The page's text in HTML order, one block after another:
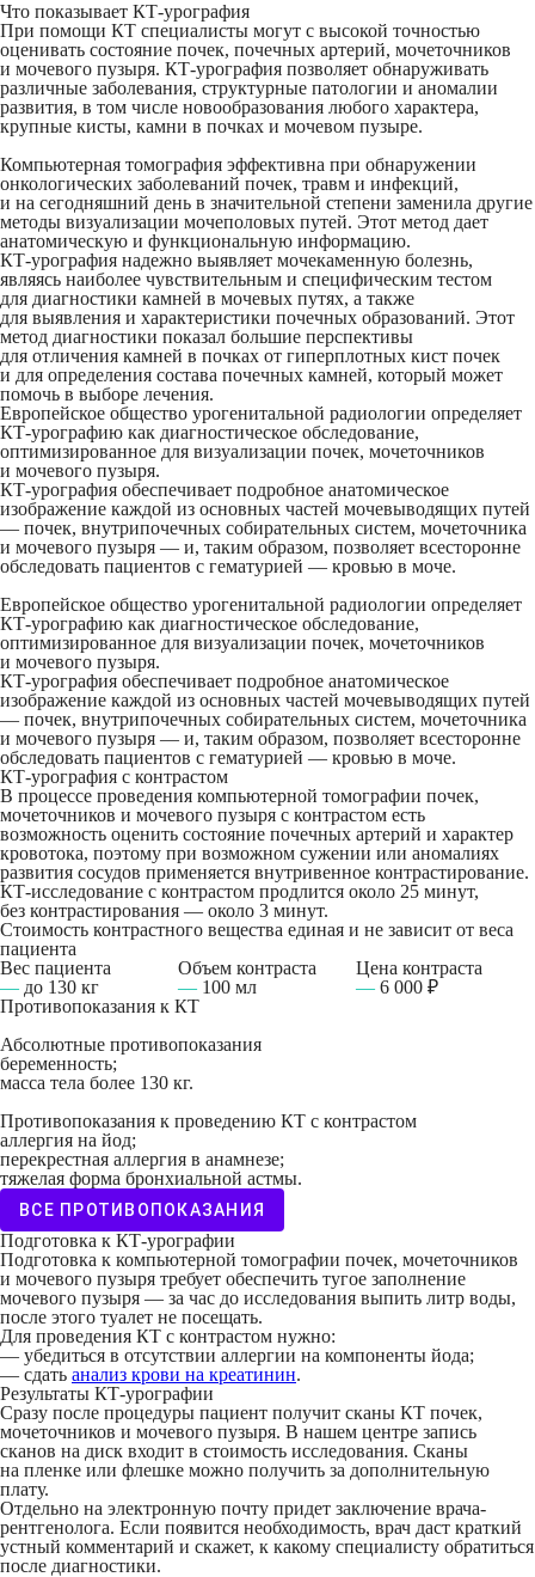
Что показывает КТ-урография
При помощи КТ специалисты могут с высокой точностью
оценивать состояние почек, почечных артерий, мочеточников
и мочевого пузыря. КТ-урография позволяет обнаруживать
различные заболевания, структурные патологии и аномалии
развития, в том числе новообразования любого характера,
крупные кисты, камни в почках и мочевом пузыре.
Компьютерная томография эффективна при обнаружении
онкологических заболеваний почек, травм и инфекций,
и на сегодняшний день в значительной степени заменила другие
методы визуализации мочеполовых путей. Этот метод дает
анатомическую и функциональную информацию.
КТ-урография надежно выявляет мочекаменную болезнь,
являясь наиболее чувствительным и специфическим тестом
для диагностики камней в мочевых путях, а также
для выявления и характеристики почечных образований. Этот
метод диагностики показал большие перспективы
для отличения камней в почках от гиперплотных кист почек
и для определения состава почечных камней, который может
помочь в выборе лечения.
Европейское общество урогенитальной радиологии определяет
КТ-урографию как диагностическое обследование,
оптимизированное для визуализации почек, мочеточников
и мочевого пузыря.
КТ-урография обеспечивает подробное анатомическое
изображение каждой из основных частей мочевыводящих путей
— почек, внутрипочечных собирательных систем, мочеточника
и мочевого пузыря — и, таким образом, позволяет всесторонне
обследовать пациентов с гематурией — кровью в моче.
Европейское общество урогенитальной радиологии определяет
КТ-урографию как диагностическое обследование,
оптимизированное для визуализации почек, мочеточников
и мочевого пузыря.
КТ-урография обеспечивает подробное анатомическое
изображение каждой из основных частей мочевыводящих путей
— почек, внутрипочечных собирательных систем, мочеточника
и мочевого пузыря — и, таким образом, позволяет всесторонне
обследовать пациентов с гематурией — кровью в моче.
КТ-урография с контрастом
В процессе проведения компьютерной томографии почек,
мочеточников и мочевого пузыря с контрастом есть
возможность оценить состояние почечных артерий и характер
кровотока, поэтому при возможном сужении или аномалиях
развития сосудов применяется внутривенное контрастирование.
КТ-исследование с контрастом продлится около 25 минут,
без контрастирования — около 3 минут.
Стоимость контрастного вещества единая и не зависит от веса
пациента
Вес пациента
— до 130 кг
Объем контраста
— 100 мл
Цена контраста
— 6 000 ₽
Противопоказания к КТ
Абсолютные противопоказания
беременность;
масса тела более 130 кг.
Противопоказания к проведению КТ с контрастом
аллергия на йод;
перекрестная аллергия в анамнезе;
тяжелая форма бронхиальной астмы.
ВСЕ ПРОТИВОПОКАЗАНИЯ
Подготовка к КТ-урографии
Подготовка к компьютерной томографии почек, мочеточников
и мочевого пузыря требует обеспечить тугое заполнение
мочевого пузыря — за час до исследования выпить литр воды,
после этого туалет не посещать.
Для проведения КТ с контрастом нужно:
— убедиться в отсутствии аллергии на компоненты йода;
— сдать анализ крови на креатинин.
Результаты КТ-урографии
Сразу после процедуры пациент получит сканы КТ почек,
мочеточников и мочевого пузыря. В нашем центре запись
сканов на диск входит в стоимость исследования. Сканы
на пленке или флешке можно получить за дополнительную
плату.
Отдельно на электронную почту придет заключение врача-
рентгенолога. Если появится необходимость, врач даст краткий
устный комментарий и скажет, к какому специалисту обратиться
после диагностики.